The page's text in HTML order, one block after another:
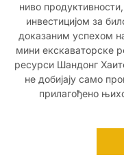
ниво
инвестицијом за
доказаним успехом
мини екскаваторске
ресурси Шандонг
не добијају само
прилагођено